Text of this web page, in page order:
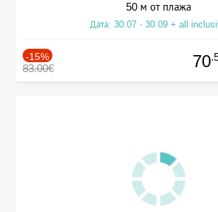
50 м от плажа
Дата: 30.07 - 30.09 + all
-15%
83.00€ 70